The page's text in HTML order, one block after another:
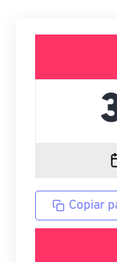
Copiar